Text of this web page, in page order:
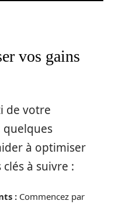
vos gains
de votre
quelques
à optimiser
à suivre :
: Commencez par